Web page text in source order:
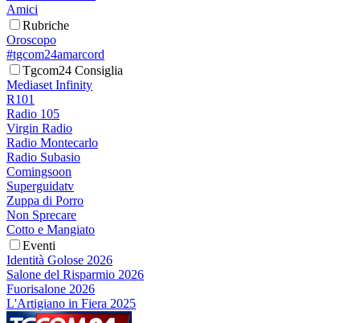
Amici
Rubriche
Oroscopo
#tgcom24amarcord
Tgcom24 Consiglia
Mediaset Infinity
R101
Radio 105
Virgin Radio
Radio Montecarlo
Radio Subasio
Comingsoon
Superguidatv
Zuppa di Porro
Non Sprecare
Cotto e Mangiato
Eventi
Identità Golose 2026
Salone del Risparmio 2026
Fuorisalone 2026
L'Artigiano in Fiera 2025